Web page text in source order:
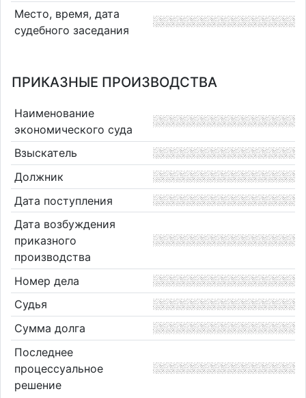
Место, время, дата
судебного заседания
ПРИКАЗНЫЕ ПРОИЗВОДСТВА
Наименование
экономического суда
Взыскатель
Должник
Дата поступления
Дата возбуждения
приказного
производства
Номер дела
Судья
Сумма долга
Последнее
процессуальное
решение